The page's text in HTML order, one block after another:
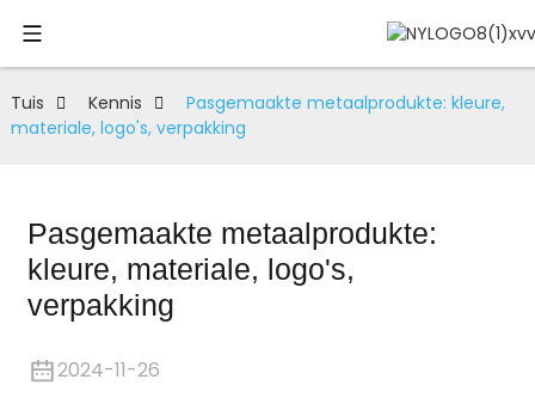
Tuis Kennis
Pasgemaakte metaalprodukte: kleure,
materiale, logo's, verpakking
Pasgemaakte metaalprodukte:
kleure, materiale, logo's,
verpakking
2024-11-26